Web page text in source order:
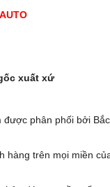
xuất xứ
phân phối bởi
hàng trên mọi miền